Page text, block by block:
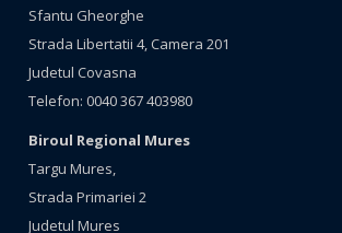
Sfantu Gheorghe
Strada Libertatii 4, Camera 201
Judetul Covasna
Telefon: 0040 367 403980
Biroul Regional Mures
Targu Mures,
Strada Primariei 2
Judetul Mures